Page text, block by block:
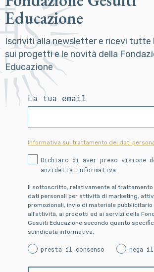
Educazione
Iscriviti alla newsletter e ricevi tutte
sui progetti e le novità della
Educazione
La tua email
Informativa sul trattamento dei dati
Dichiaro di aver preso visione
anzidetta Informativa
Il sottoscritto, relativamente al trattamento
dati personali per attività di marketing,
promozionali, invio di materiale
all’attività, ai prodotti ed ai servizi della
Gesuiti Educazione secondo quanto
suindicata informativa,
presta il consenso nega il